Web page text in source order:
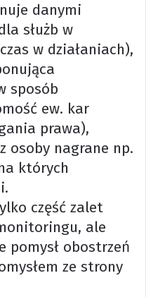
danymi
służb w
w działaniach),
sposób
ew. kar
prawa),
osoby nagrane np.
których
część zalet
ale
pomysł obostrzeń
ze strony